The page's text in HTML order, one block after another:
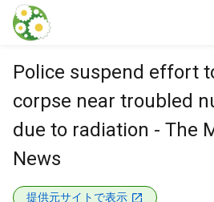
本文に飛ぶ
Police suspend effort
corpse near troubled
due to radiation - The
News
提供元サイトで表示